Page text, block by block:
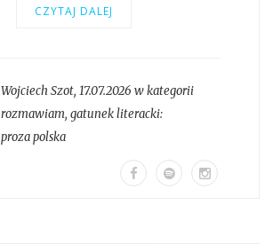
CZYTAJ DALEJ
Wojciech Szot, 17.07.2026 w kategorii
rozmawiam, gatunek literacki:
proza polska